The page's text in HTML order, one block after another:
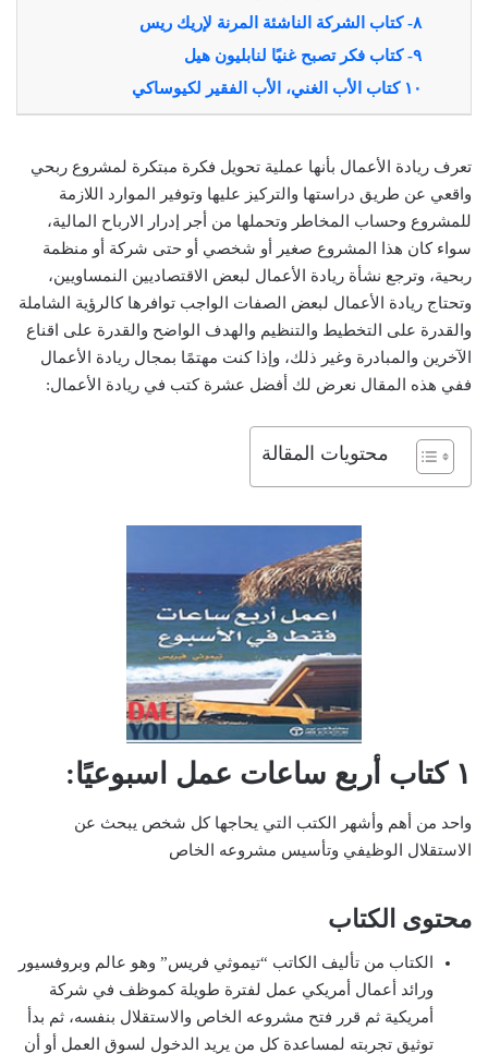
٨- كتاب الشركة الناشئة المرنة لإريك ريس
٩- كتاب فكر تصبح غنيًا لنابليون هيل
١٠ كتاب الأب الغني، الأب الفقير لكيوساكي
تعرف ريادة الأعمال بأنها عملية تحويل فكرة مبتكرة لمشروع ربحي
واقعي عن طريق دراستها والتركيز عليها وتوفير الموارد اللازمة
للمشروع وحساب المخاطر وتحملها من أجر إدرار الارباح المالية،
سواء كان هذا المشروع صغير أو شخصي أو حتى شركة أو منظمة
ربحية، وترجع نشأة ريادة الأعمال لبعض الاقتصاديين النمساويين،
وتحتاج ريادة الأعمال لبعض الصفات الواجب توافرها كالرؤية الشاملة
والقدرة على التخطيط والتنظيم والهدف الواضح والقدرة على اقناع
الآخرين والمبادرة وغير ذلك، وإذا كنت مهتمًا بمجال ريادة الأعمال
ففي هذه المقال نعرض لك أفضل عشرة كتب في ريادة الأعمال:
محتويات المقالة
١ كتاب أربع ساعات عمل اسبوعيًا:
واحد من أهم وأشهر الكتب التي يحاجها كل شخص يبحث عن
الاستقلال الوظيفي وتأسيس مشروعه الخاص
محتوى الكتاب
الكتاب من تأليف الكاتب “تيموثي فريس” وهو عالم وبروفسيور
ورائد أعمال أمريكي عمل لفترة طويلة كموظف في شركة
أمريكية ثم قرر فتح مشروعه الخاص والاستقلال بنفسه، ثم بدأ
توثيق تجربته لمساعدة كل من يريد الدخول لسوق العمل أو أن